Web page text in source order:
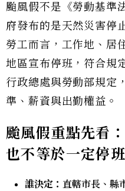
颱風假不是《勞動基準
府發布的是天然災害停
勞工而言，工作地、居
地區宣布停班，符合規
行政總處與勞動部規定
準、薪資與出勤權益。
颱風假重點先看
也不等於一定停
誰決定： 直轄市長、縣